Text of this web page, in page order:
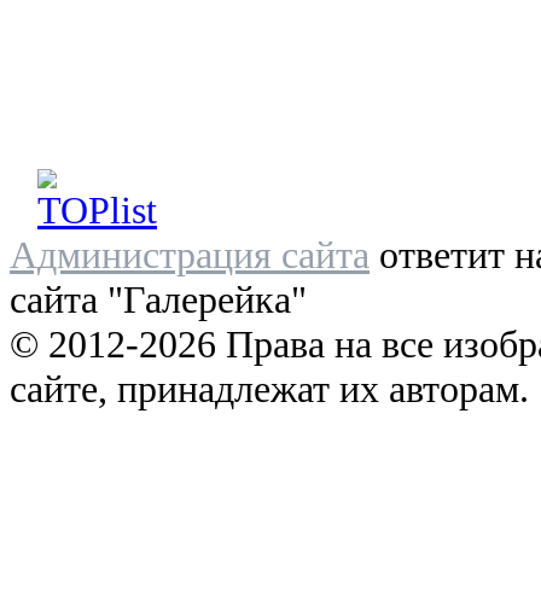
Администрация сайта ответит
сайта "Галерейка"
© 2012-2026 Права на все
сайте, принадлежат их авторам.